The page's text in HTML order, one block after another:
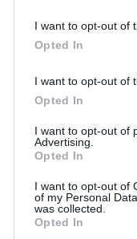
I want to opt-out of
Opted In
I want to opt-out of
Opted In
I want to opt-out of
Advertising.
Opted In
I want to opt-out of
of my Personal
was collected.
Opted In
Últimas noticias
El Gobierno de Ayuso no
Ayuso contra Ayuso: cómo
Comunidad de Madrid en una